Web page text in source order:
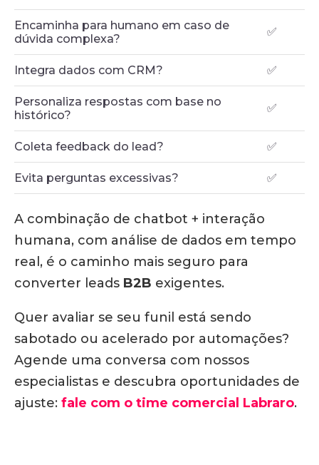
Encaminha para humano em caso de
dúvida complexa?
✅
Integra dados com CRM? ✅
Personaliza respostas com base no
histórico?
✅
Coleta feedback do lead? ✅
Evita perguntas excessivas? ✅
A combinação de chatbot + interação
humana, com análise de dados em tempo
real, é o caminho mais seguro para
converter leads B2B exigentes.
Quer avaliar se seu funil está sendo
sabotado ou acelerado por automações?
Agende uma conversa com nossos
especialistas e descubra oportunidades de
ajuste: fale com o time comercial Labraro.